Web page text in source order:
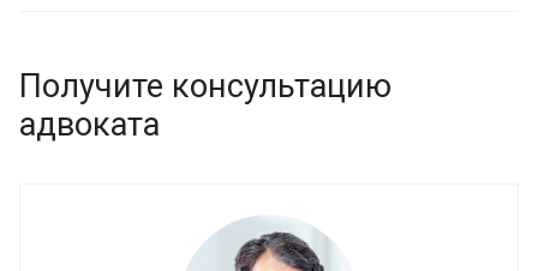
Получите консультацию
адвоката